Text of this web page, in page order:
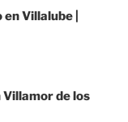
Villalube |
Villamor de los